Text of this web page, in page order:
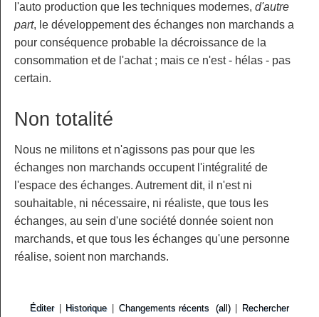
l'auto production que les techniques modernes, d'autre
part, le développement des échanges non marchands a
pour conséquence probable la décroissance de la
consommation et de l'achat ; mais ce n'est - hélas - pas
certain.
Non totalité
Nous ne militons et n'agissons pas pour que les
échanges non marchands occupent l'intégralité de
l'espace des échanges. Autrement dit, il n'est ni
souhaitable, ni nécessaire, ni réaliste, que tous les
échanges, au sein d'une société donnée soient non
marchands, et que tous les échanges qu'une personne
réalise, soient non marchands.
Éditer Historique Changements récents (all) Rechercher